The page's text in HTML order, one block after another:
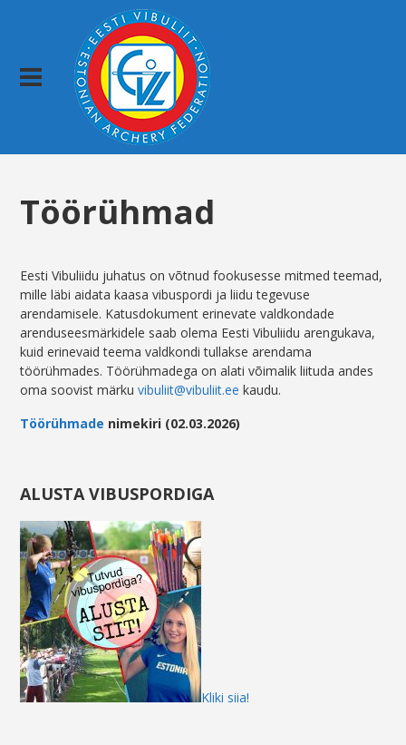
Töörühmad
Eesti Vibuliidu juhatus on võtnud fookusesse mitmed teemad,
mille läbi aidata kaasa vibuspordi ja liidu tegevuse
arendamisele. Katusdokument erinevate valdkondade
arenduseesmärkidele saab olema Eesti Vibuliidu arengukava,
kuid erinevaid teema valdkondi tullakse arendama
töörühmades. Töörühmadega on alati võimalik liituda andes
oma soovist märkuvibuliit@vibuliit.ee kaudu.
Töörühmade nimekiri (02.03.2026)
ALUSTA VIBUSPORDIGA
Kliki siia!